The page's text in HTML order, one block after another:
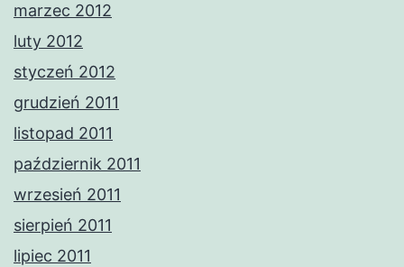
marzec 2012
luty 2012
styczeń 2012
grudzień 2011
listopad 2011
październik 2011
wrzesień 2011
sierpień 2011
lipiec 2011